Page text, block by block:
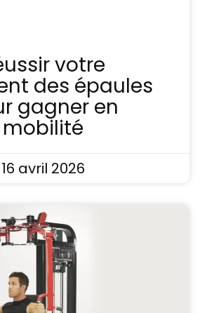
votre
des épaules
gagner en
mobilité
16 avril 2026